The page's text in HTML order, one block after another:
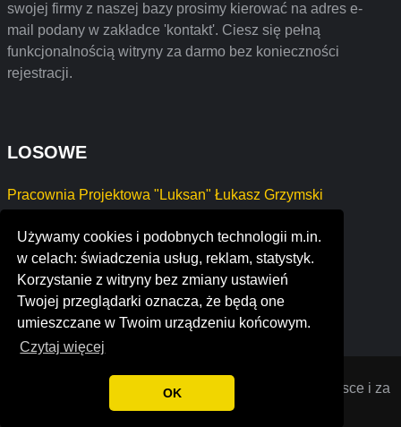
Używamy cookies i podobnych technologii m.in.
w celach: świadczenia usług, reklam, statystyk.
Korzystanie z witryny bez zmiany ustawień
Twojej przeglądarki oznacza, że będą one
umieszczane w Twoim urządzeniu końcowym.
Czytaj więcej
OK
swojej firmy z naszej bazy prosimy kierować na adres e-
mail podany w zakładce 'kontakt'. Ciesz się pełną
funkcjonalnością witryny za darmo bez konieczności
rejestracji.
LOSOWE
Pracownia Projektowa "Luksan" Łukasz Grzymski
Firma Handlowa "ALFA" Krzysztof Palczak
embarc staffing solutions
geooptics inc.
nooraneh lighting industry
© 2022 Opinie o firmach założonych w Polsce i za
granicą. Wszystkie prawa zastrzeżone.